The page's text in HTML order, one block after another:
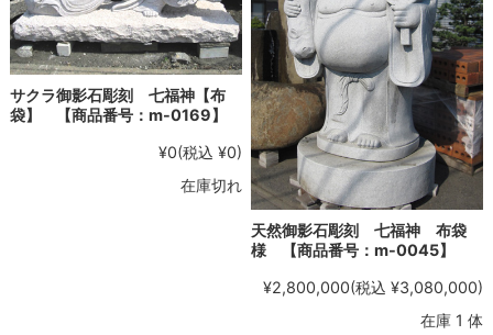
サクラ御影石彫刻 七福神【布
袋】 【商品番号：m-0169】
¥0(税込 ¥0)
在庫切れ
天然御影石彫刻 七福神 布袋
様 【商品番号：m-0045】
¥2,800,000(税込 ¥3,080,000)
在庫 1 体